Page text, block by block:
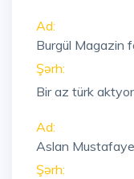
Ad:
Burgül Magazin
Şərh:
Bir az türk
Ad:
Aslan
Şərh: